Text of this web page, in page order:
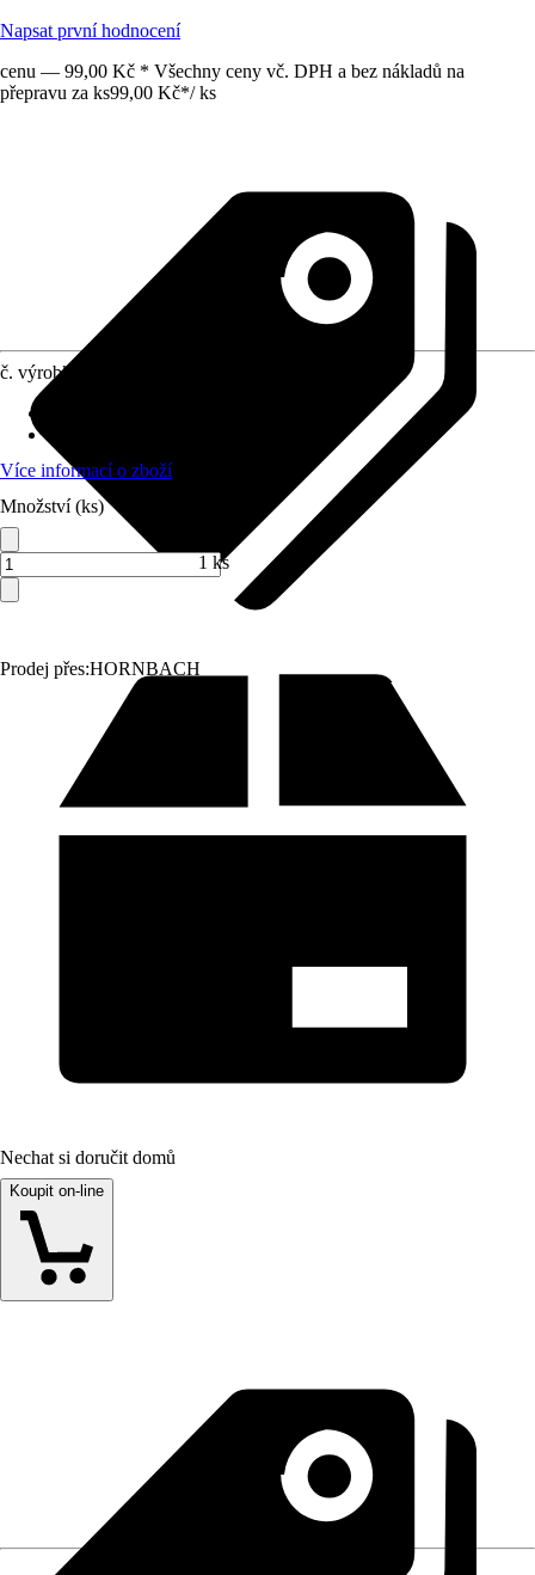
Napsat první hodnocení
cenu — 99,00 Kč * Všechny ceny vč. DPH a bez nákladů na
přepravu za ks99,00 Kč*/ ks
Prodej přes:HORNBACH
č. výrobku
Více informací o zboží
Množství (ks)
1 ks
Nechat si doručit domů
Koupit on-line